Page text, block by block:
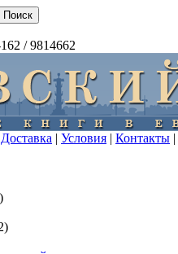
/ 9814662
Доставка | Условия | Контакты |